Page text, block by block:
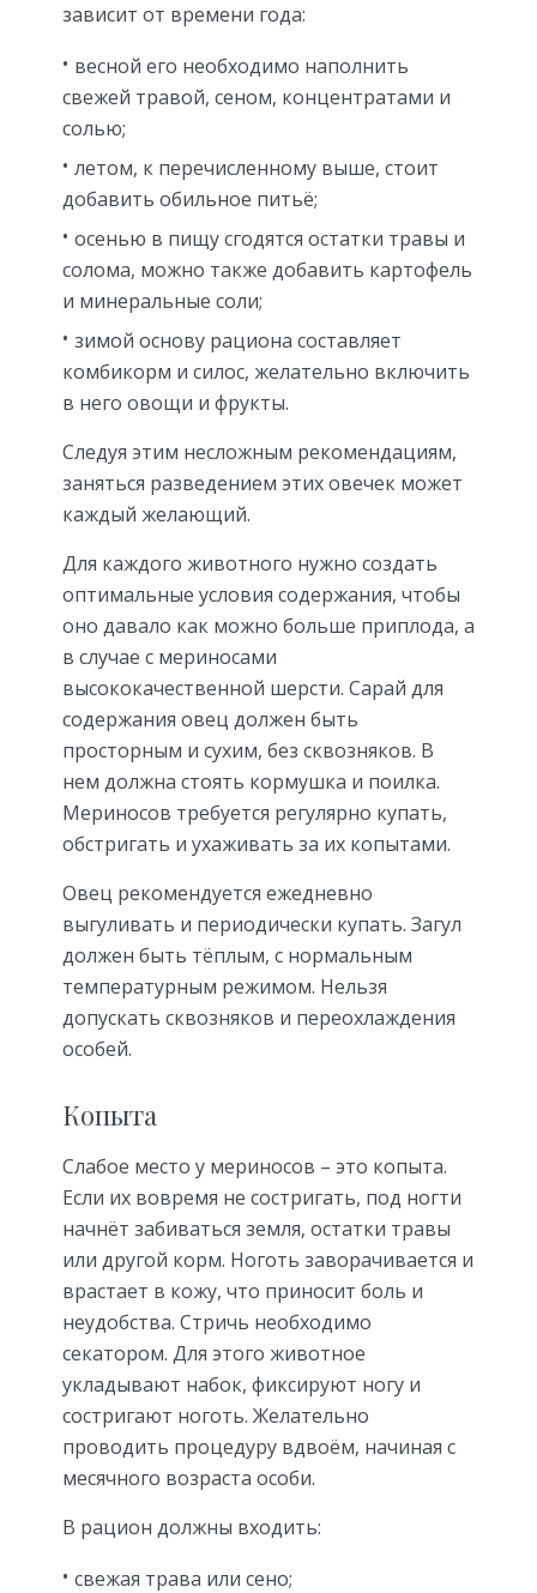
зависит от времени года:
весной его необходимо наполнить
свежей травой, сеном, концентратами и
солью;
летом, к перечисленному выше, стоит
добавить обильное питьё;
осенью в пищу сгодятся остатки травы и
солома, можно также добавить картофель
и минеральные соли;
зимой основу рациона составляет
комбикорм и силос, желательно включить
в него овощи и фрукты.
Следуя этим несложным рекомендациям,
заняться разведением этих овечек может
каждый желающий.
Для каждого животного нужно создать
оптимальные условия содержания, чтобы
оно давало как можно больше приплода, а
в случае с мериносами
высококачественной шерсти. Сарай для
содержания овец должен быть
просторным и сухим, без сквозняков. В
нем должна стоять кормушка и поилка.
Мериносов требуется регулярно купать,
обстригать и ухаживать за их копытами.
Овец рекомендуется ежедневно
выгуливать и периодически купать. Загул
должен быть тёплым, с нормальным
температурным режимом. Нельзя
допускать сквозняков и переохлаждения
особей.
Копыта
Слабое место у мериносов – это копыта.
Если их вовремя не состригать, под ногти
начнёт забиваться земля, остатки травы
или другой корм. Ноготь заворачивается и
врастает в кожу, что приносит боль и
неудобства. Стричь необходимо
секатором. Для этого животное
укладывают набок, фиксируют ногу и
состригают ноготь. Желательно
проводить процедуру вдвоём, начиная с
месячного возраста особи.
В рацион должны входить:
свежая трава или сено;